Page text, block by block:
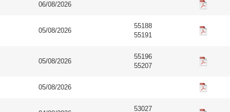
06/08/2026
05/08/2026
55188
55191
05/08/2026
55196
55207
05/08/2026
53027